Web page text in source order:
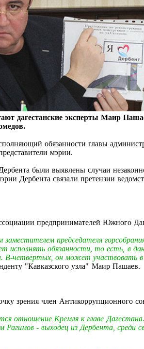
дагестанские эксперты Маир
обязанности главы
мэрии.
были выявлены случаи
Дербента связали претензии
предпринимателей Южного
председателя
исполнять обязанности, то есть, в
В-четвертых, он может участвовать
"Кавказского узла" Маир Пашаев.
зрения член Антикоррупционного
отношение Кремля к главе
- выходец из Дербента, среди